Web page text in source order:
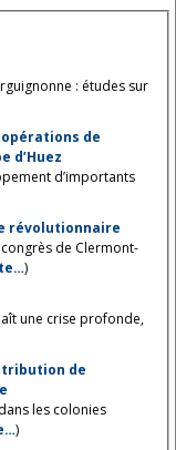
: études sur
de
d’Huez
d’importants
révolutionnaire
de Clermont-
)
une crise profonde,
de
les colonies
)